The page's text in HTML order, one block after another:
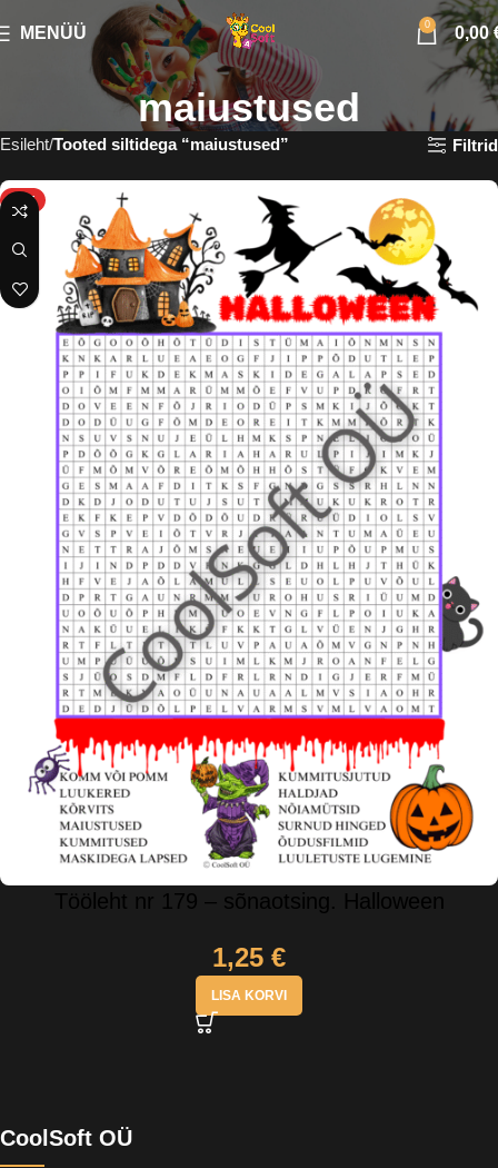
MENÜÜ 0 0,00
maiustused
Esileht Tooted siltidega “maiustused” Filtrid
HOT
Tööleht nr 179 – sõnaotsing. Halloween
1,25 €
LISA KORVI
CoolSoft OÜ